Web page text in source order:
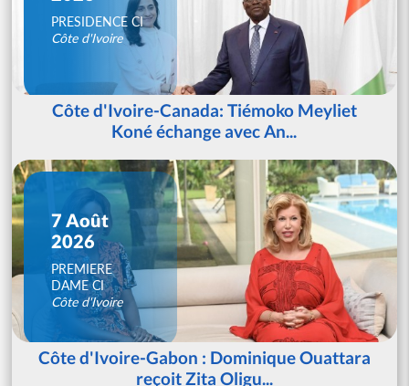
PRESIDENCE CI
Côte d'Ivoire
Côte d'Ivoire-Canada: Tiémoko Meyliet
Koné échange avec An...
7 Août
2026
PREMIERE
DAME CI
Côte d'Ivoire
Côte d'Ivoire-Gabon : Dominique Ouattara
reçoit Zita Oligu...